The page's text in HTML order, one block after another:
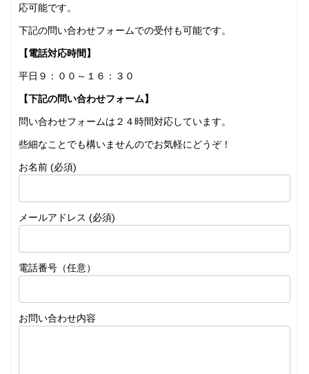
応可能です。
下記の問い合わせフォームでの受付も可能です。
【電話対応時間】
平日９：００～１６：３０
【下記の問い合わせフォーム】
問い合わせフォームは２４時間対応しています。
些細なことでも構いませんのでお気軽にどうぞ！
お名前 (必須)
メールアドレス (必須)
電話番号（任意）
お問い合わせ内容